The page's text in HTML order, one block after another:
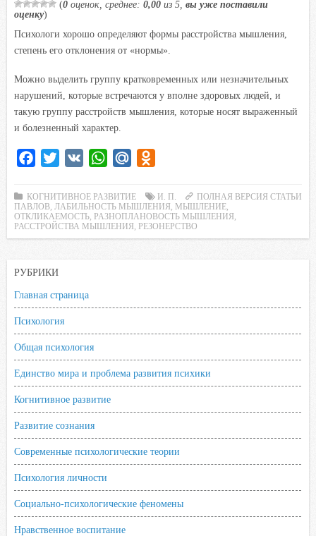
(0 оценок, среднее: 0,00 из 5, вы уже поставили
оценку)
Психологи хорошо определяют формы расстройства мышления,
степень его отклонения от «нормы».
Можно выделить группу кратковременных или незначительных
нарушений, которые встречаются у вполне здоровых людей, и
такую группу расстройств мышления, которые носят выраженный
и болезненный характер.
c
e
b
o
i
t
t
W
a
t
s
i
l
.
n
o
k
k
i
ПОЛНАЯ ВЕРСИЯ СТАТЬИ
КОГНИТИВНОЕ РАЗВИТИЕ
И. П.
ПАВЛОВ
ЛАБИЛЬНОСТЬ МЫШЛЕНИЯ МЫШЛЕНИЕ
ОТКЛИКАЕМОСТЬ
РАЗНОПЛАНОВОСТЬ МЫШЛЕНИЯ
РАССТРОЙСТВА МЫШЛЕНИЯ
РЕЗОНЕРСТВО
РУБРИКИ
Главная страница
Психология
Общая психология
Единство мира и проблема развития психики
Когнитивное развитие
Развитие сознания
Современные психологические теории
Психология личности
Социально-психологические феномены
Нравственное воспитание